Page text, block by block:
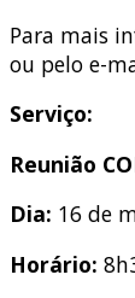
Para mais
ou pelo e-
Serviço:
Reunião
Dia: 16 de
Horário: